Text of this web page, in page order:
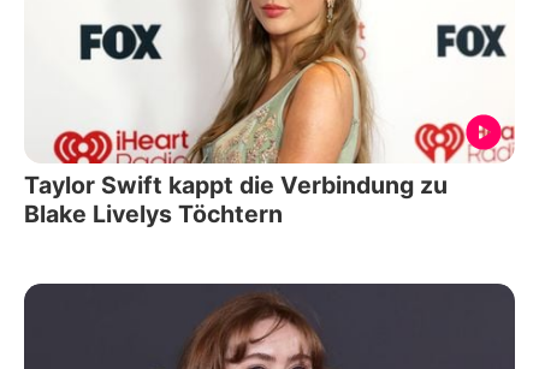
Taylor Swift kappt die Verbindung zu
Blake Livelys Töchtern